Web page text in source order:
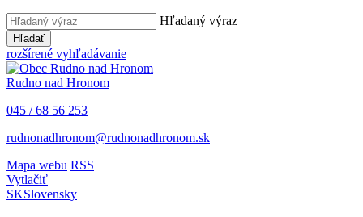
Hľadaný výraz
Hľadať
rozšírené vyhľadávanie
Rudno nad Hronom
045 / 68 56 253
rudnonadhronom@rudnonadhronom.sk
Mapa webu RSS
Vytlačiť
SKSlovensky